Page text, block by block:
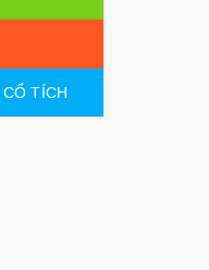
TÍCH